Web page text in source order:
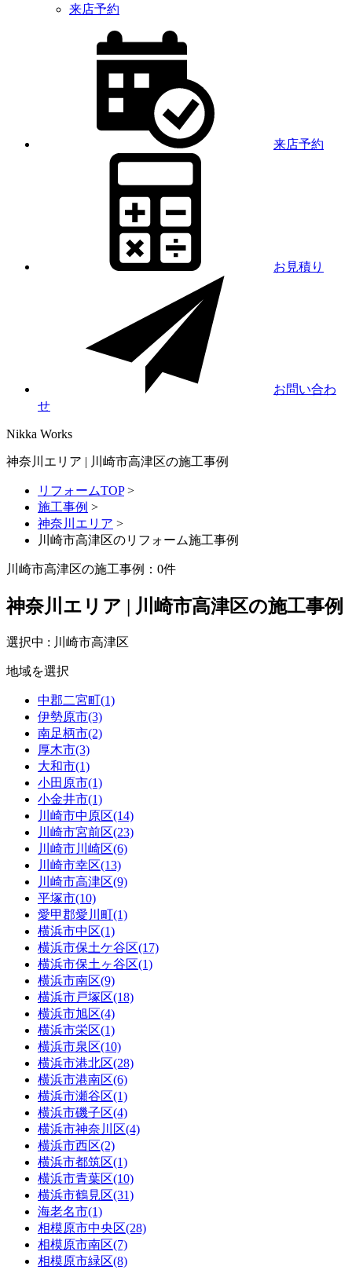
来店予約
来店予約
お見積り
お問い合わ
せ
Nikka Works
神奈川エリア | 川崎市高津区の施工事例
リフォームTOP>
施工事例 >
神奈川エリア >
川崎市高津区のリフォーム施工事例
川崎市高津区の施工事例： 0件
神奈川エリア | 川崎市高津区の施工事例
選択中 : 川崎市高津区
地域を選択
中郡二宮町(1)
伊勢原市(3)
南足柄市(2)
厚木市(3)
大和市(1)
小田原市(1)
小金井市(1)
川崎市中原区(14)
川崎市宮前区(23)
川崎市川崎区(6)
川崎市幸区(13)
川崎市高津区(9)
平塚市(10)
愛甲郡愛川町(1)
横浜市中区(1)
横浜市保土ケ谷区(17)
横浜市保土ヶ谷区(1)
横浜市南区(9)
横浜市戸塚区(18)
横浜市旭区(4)
横浜市栄区(1)
横浜市泉区(10)
横浜市港北区(28)
横浜市港南区(6)
横浜市瀬谷区(1)
横浜市磯子区(4)
横浜市神奈川区(4)
横浜市西区(2)
横浜市都筑区(1)
横浜市青葉区(10)
横浜市鶴見区(31)
海老名市(1)
相模原市中央区(28)
相模原市南区(7)
相模原市緑区(8)